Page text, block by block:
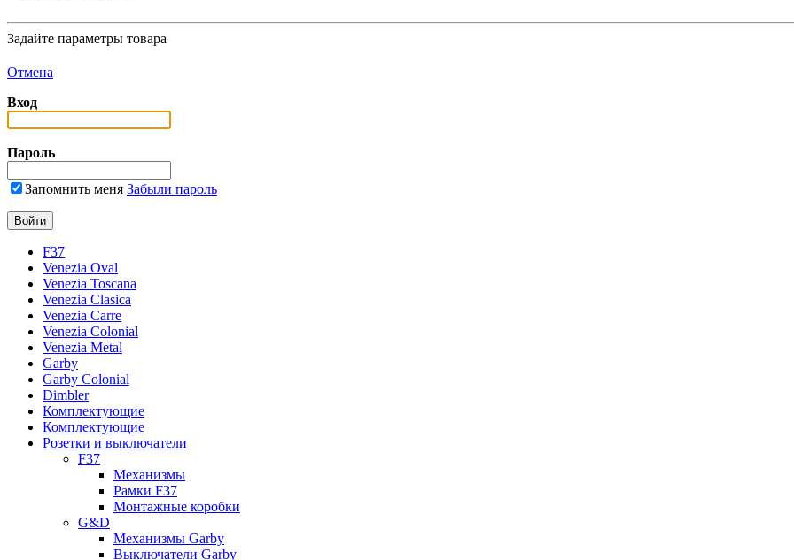
Задайте параметры товара
Отмена
Вход
Пароль
Запомнить меня Забыли пароль
F37
Venezia Oval
Venezia Toscana
Venezia Clasica
Venezia Carre
Venezia Colonial
Venezia Metal
Garby
Garby Colonial
Dimbler
Комплектующие
Комплектующие
Розетки и выключатели
F37
Механизмы
Рамки F37
Монтажные коробки
G&D
Механизмы Garby
Выключатели Garby